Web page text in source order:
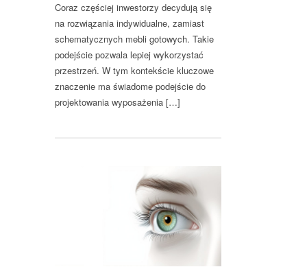
Coraz częściej inwestorzy decydują się
na rozwiązania indywidualne, zamiast
schematycznych mebli gotowych. Takie
podejście pozwala lepiej wykorzystać
przestrzeń. W tym kontekście kluczowe
znaczenie ma świadome podejście do
projektowania wyposażenia […]